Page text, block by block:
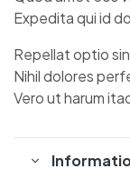
Expedita qui id
Repellat optio
Nihil dolores
Vero ut harum